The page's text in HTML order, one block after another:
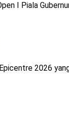
I Piala
2026